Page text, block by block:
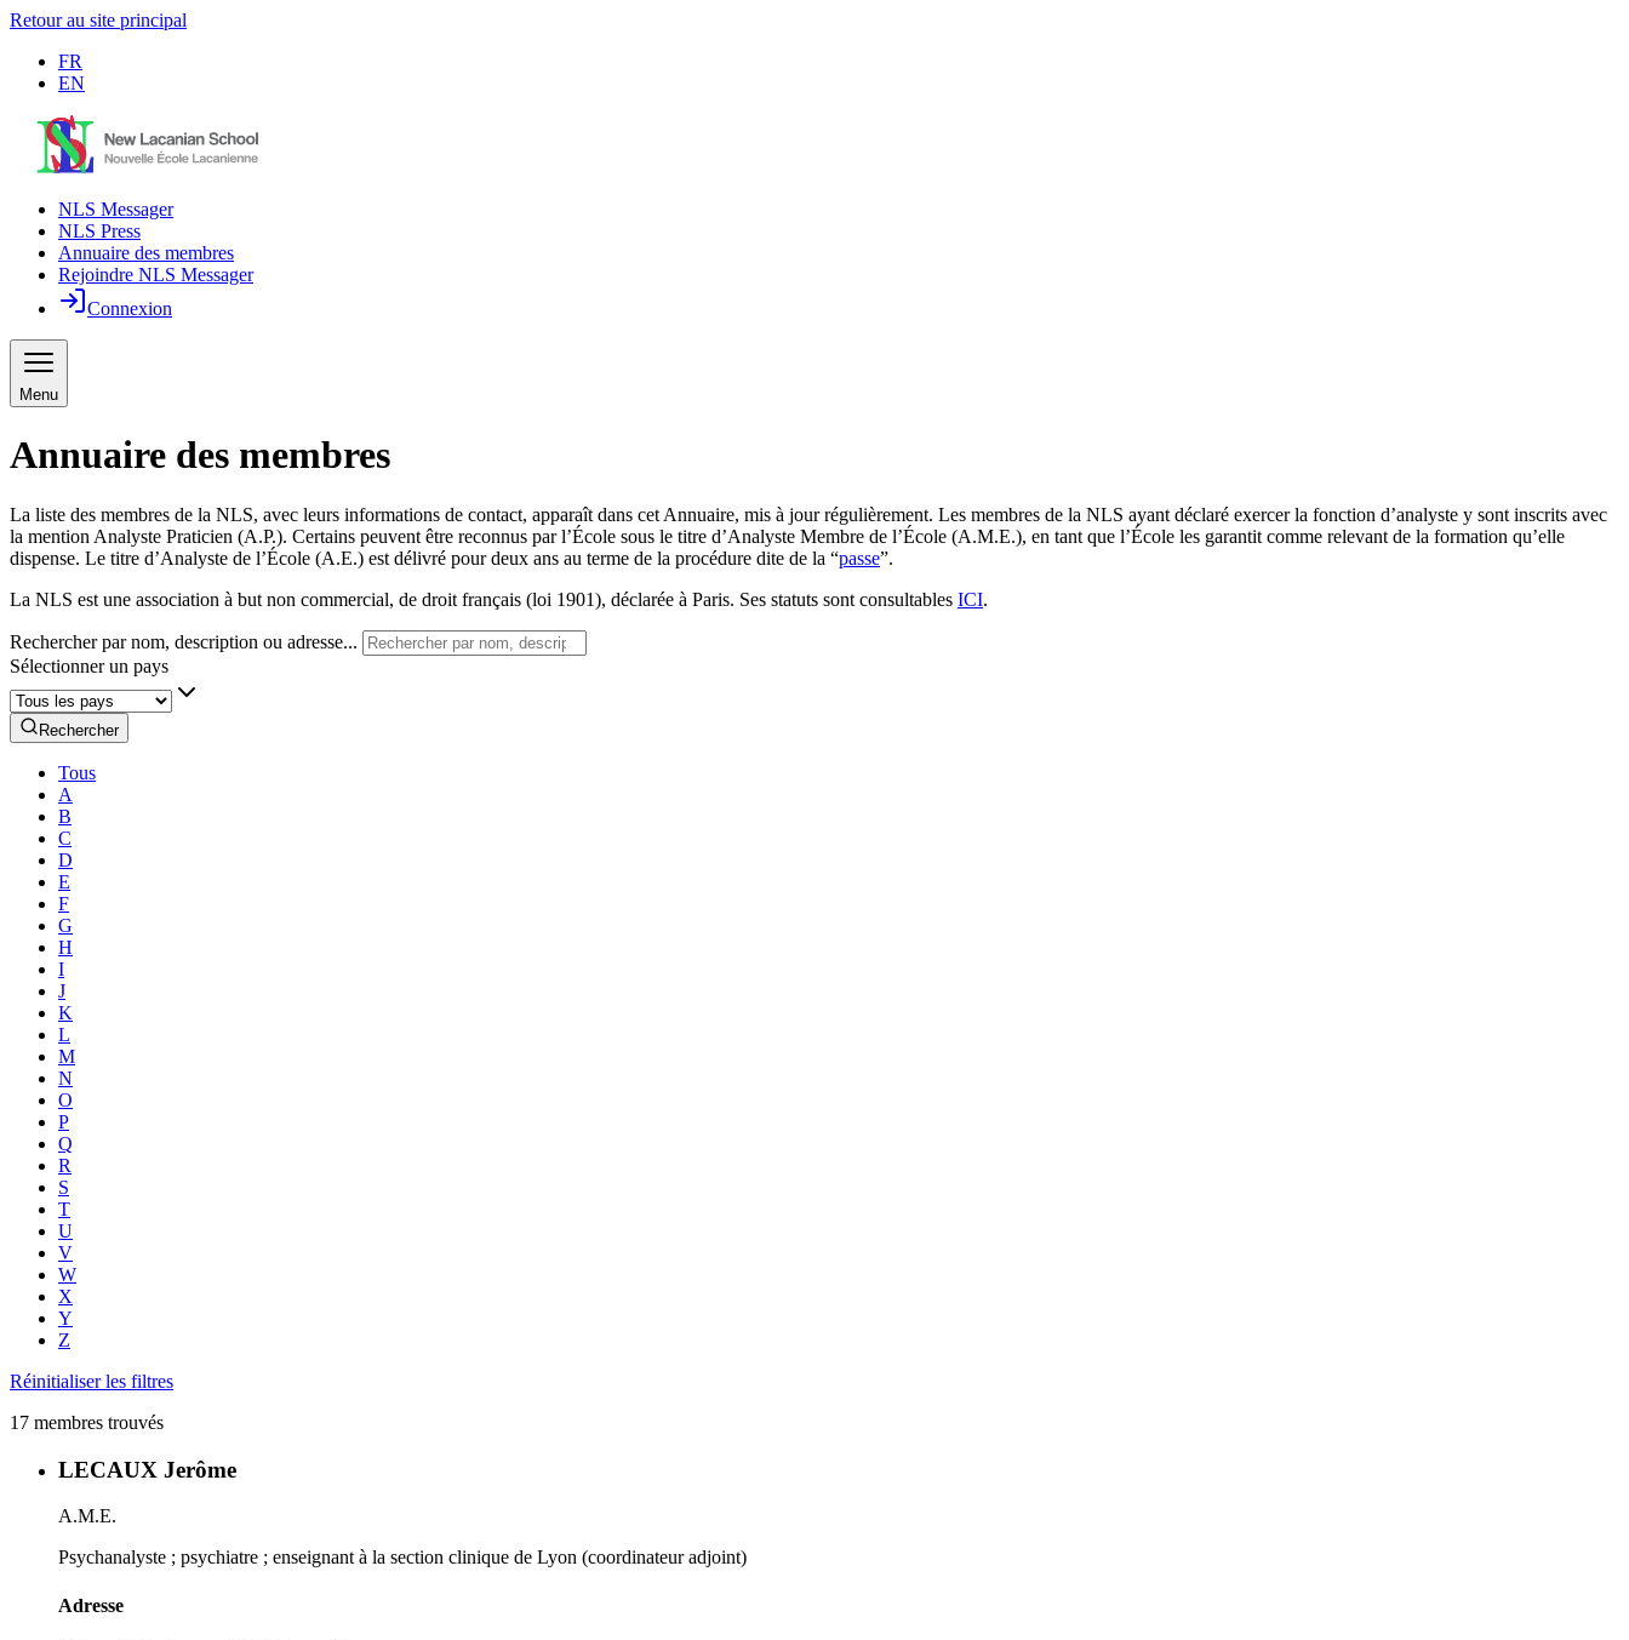
Retour au site principal
FR
EN
NLS Messager
NLS Press
Annuaire des membres
Rejoindre NLS Messager
Connexion
Menu
Annuaire des membres
La liste des membres de la NLS, avec leurs informations de contact, apparaît dans cet Annuaire, mis à jour régulièrement. Les membres de la NLS ayant déclaré exercer la fonction d’analyste y sont inscrits avec
la mention Analyste Praticien (A.P.). Certains peuvent être reconnus par l’École sous le titre d’Analyste Membre de l’École (A.M.E.), en tant que l’École les garantit comme relevant de la formation qu’elle
dispense. Le titre d’Analyste de l’École (A.E.) est délivré pour deux ans au terme de la procédure dite de la “passe”.
La NLS est une association à but non commercial, de droit français (loi 1901), déclarée à Paris. Ses statuts sont consultables ICI.
Rechercher par nom, description ou adresse...
Sélectionner un pays
Rechercher
Tous
A
B
C
D
E
F
G
H
I
J
K
L
M
N
O
P
Q
R
S
T
U
V
W
X
Y
Z
Réinitialiser les filtres
17 membres trouvés
LECAUX Jerôme
A.M.E.
Psychanalyste ; psychiatre ; enseignant à la section clinique de Lyon (coordinateur adjoint)
Adresse